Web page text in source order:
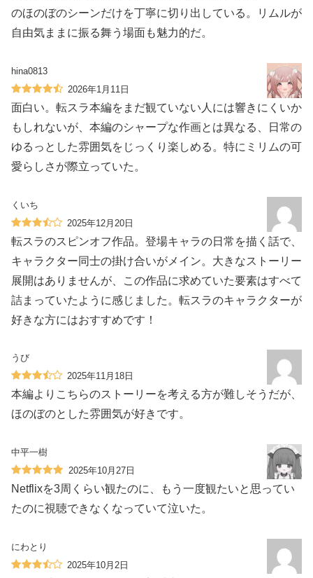
のほのぼのシーンだけを丁寧に切り出している。リムルが
自由気ままに振る舞う場面も魅力的だ。
hina0813
2026年1月11日
面白い。転スラ本編をまだ観ていない人には響きにくいか
もしれないが、本編のシャープな作画とは異なる、日常の
ゆるっとした雰囲気をじっくり楽しめる。特にミリムの可
愛らしさが際立っていた。
くいち
2025年12月20日
転スラのスピンオフ作品。登場キャラの日常を描く話で、
キャラクター同士の掛け合いがメイン。大きなストーリー
展開はありませんが、この作品に求めていた要素はすべて
詰まっていたように感じました。転スラのキャラクターが
好きな方にはおすすめです！
うび
2025年11月18日
本編よりこちらのストーリーを考える方が難しそうだが、
ほのぼのとした雰囲気が好きです。
中平一樹
2025年10月27日
Netflixを3周くらい観たのに、もう一度観たいと思ってい
たのに視聴できなくなっていて泣いた。
にわとり
2025年10月2日